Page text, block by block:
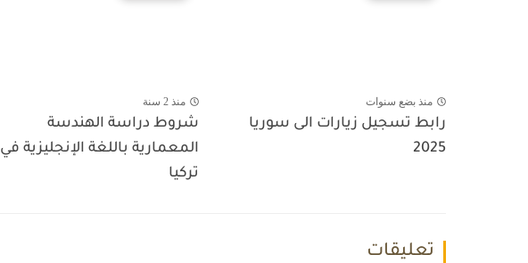
منذ بضع سنوات
رابط تسجيل زيارات الى سوريا
2025
منذ 2 سنة
شروط دراسة الهندسة
المعمارية باللغة الإنجليزية في
تركيا
تعليقات